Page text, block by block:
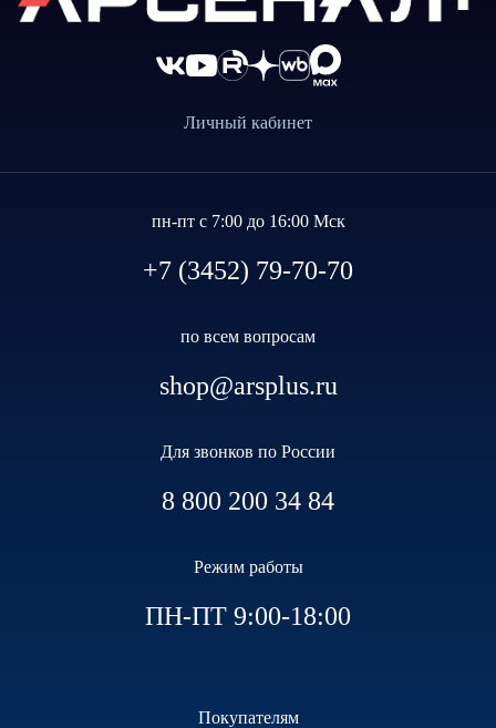
Личный кабинет
пн-пт с 7:00 до 16:00 Мск
+7 (3452) 79-70-70
по всем вопросам
shop@arsplus.ru
Для звонков по России
8 800 200 34 84
Режим работы
ПН-ПТ 9:00-18:00
Покупателям